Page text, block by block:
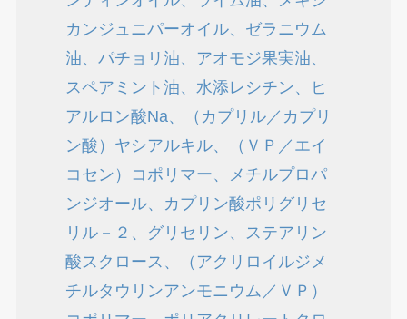
カンジュニパーオイル、ゼラニウム
油、パチョリ油、アオモジ果実油、
スペアミント油、水添レシチン、ヒ
アルロン酸Na、（カプリル／カプリ
ン酸）ヤシアルキル、（ＶＰ／エイ
コセン）コポリマー、メチルプロパ
ンジオール、カプリン酸ポリグリセ
リル－２、グリセリン、ステアリン
酸スクロース、（アクリロイルジメ
チルタウリンアンモニウム／ＶＰ）